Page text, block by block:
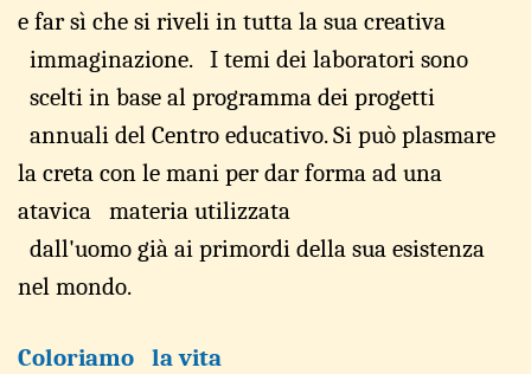
e far sì che si riveli in tutta la sua creativa
immaginazione. I temi dei laboratori sono
scelti in base al programma dei progetti
annuali del Centro educativo.Si può plasmare
la creta con le mani per dar forma ad una
atavica materia utilizzata
dall'uomo già ai primordi della sua esistenza
nel mondo.
Coloriamo la vita